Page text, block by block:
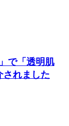
で「透明肌
されました